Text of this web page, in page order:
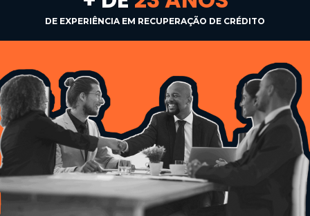
DE EXPERIÊNCIA EM RECUPERAÇÃO DE CRÉDITO